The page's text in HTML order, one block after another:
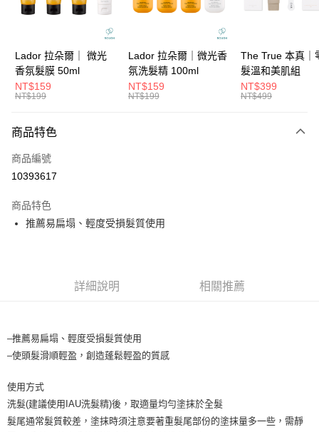
華南商業銀行
彰化商業銀行
兆豐國際商業銀行
臺灣中小企業銀行
台中商業銀行
匯豐（台灣）商業銀行
華泰商業銀行
聯邦商業銀行
元大商業銀行
台灣樂天信用卡公司
合作金庫商業銀行
第一商業銀行
台北富邦商業銀行
國泰世華商業銀行
兆豐國際商業銀行
臺灣中小企業銀行
台中商業銀行
匯豐（台灣）商業銀行
聯邦商業銀行
玉山商業銀行
台灣樂天信用卡公司
超商取貨付款
Apple Pay
街口支付
相關說明
【大哥付你分期使用說明】
2.付款方式選擇「大哥付你分期」，訂單成立後會自動跳轉到大哥付的交易
流程，驗證手機門號後，選擇欲分期的期數、繳款截止日，確認付款後即完
成交易。
法說明評估內容。
【繳款方式說明】
2.透過簡訊連結打開帳單後，可選擇「超商條碼／台灣大直營門市／銀行轉
帳／街口支付／iPASS MONEY」等通路繳費。
1.本服務係由「台灣大哥大股份有限公司」（以下簡稱本公司）所提供，讓
用戶於交易時，得透過本服務購買商品或服務，並由商店將買賣／分期付款
買賣價金債權讓與本公司後，依約使用本公司帳單繳交帳款。
2.基於同意付款使用「大哥付你分期」之契約關係目的，商店將以您的個人
運送方式
付款後全家取貨
7-11取貨付款
每筆NT$65，滿NT$1,699(含以上)免運費
付款後7-11取貨
每筆NT$65，滿NT$1,699(含以上)免運費
Lador 拉朵爾｜ 微光
香氛髮膜 50ml
NT$159
NT$199
Lador 拉朵爾｜微光香
氛洗髮精 100ml
NT$159
NT$199
The True 本真｜
髮溫和美肌組
NT$399
NT$499
商品特色
商品編號
10393617
商品特色
推薦易扁塌、輕度受損髮質使用
詳細說明 相關推薦
–推薦易扁塌、輕度受損髮質使用
–使頭髮滑順輕盈，創造蓬鬆輕盈的質感
使用方式
洗髮(建議使用IAU洗髮精)後，取適量均勻塗抹於全髮
髮尾通常髮質較差，塗抹時須注意要著重髮尾部份的塗抹量多一些，需靜